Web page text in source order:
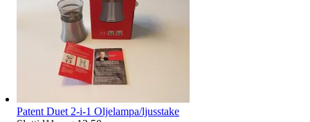
Patent Duet 2-i-1 Oljelampa/ljusstake